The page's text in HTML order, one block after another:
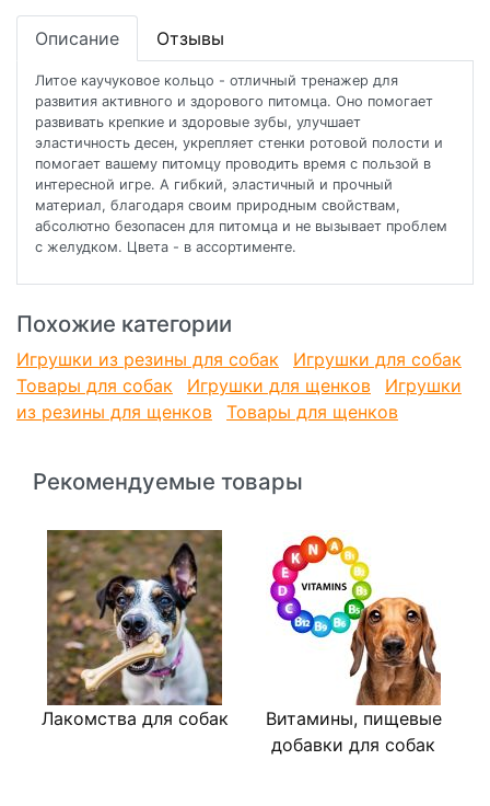
Описание Отзывы
Литое каучуковое кольцо - отличный тренажер для
развития активного и здорового питомца. Оно помогает
развивать крепкие и здоровые зубы, улучшает
эластичность десен, укрепляет стенки ротовой полости и
помогает вашему питомцу проводить время с пользой в
интересной игре. А гибкий, эластичный и прочный
материал, благодаря своим природным свойствам,
абсолютно безопасен для питомца и не вызывает проблем
с желудком. Цвета - в ассортименте.
Похожие категории
Игрушки из резины для собак
Игрушки для собак
Товары для собак
Игрушки для щенков
Игрушки
из резины для щенков
Товары для щенков
Рекомендуемые товары
Лакомства для собак
Витамины, пищевые
добавки для собак